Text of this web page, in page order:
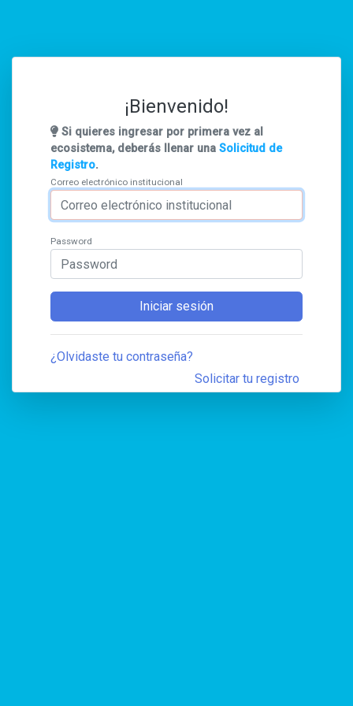
¡Bienvenido!
Si quieres ingresar por primera vez al
ecosistema, deberás llenar una Solicitud de
Registro.
Correo electrónico institucional
Password
Iniciar sesión
¿Olvidaste tu contraseña?
Solicitar tu registro